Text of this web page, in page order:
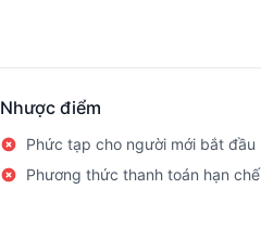
Nhược điểm
Phức tạp cho người mới bắt đầu
Phương thức thanh toán hạn chế